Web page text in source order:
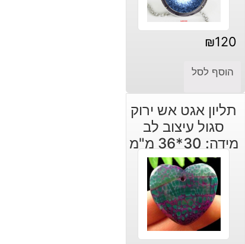
₪120
הוסף לסל
תליון אגט אש ירוק
סגול עיצוב לב
מידה: 30*36 מ"מ